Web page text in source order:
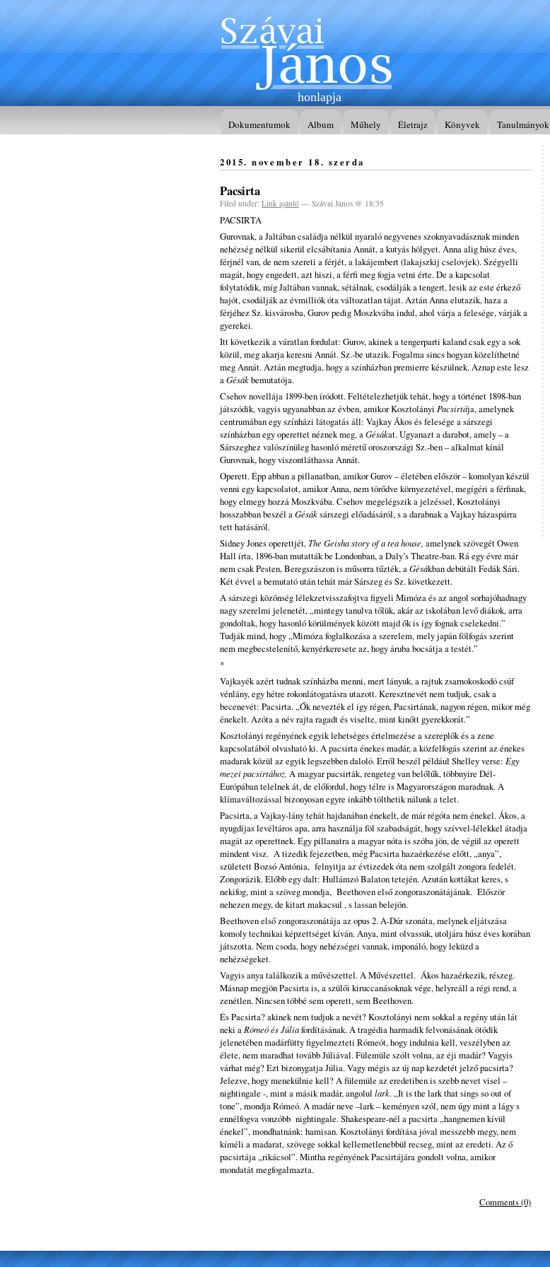
honlapja
Dokumentumok Album Műhely Életrajz Könyvek Tanulmányok
2015. november 18. szerda
Pacsirta
Filed under: Link ajánló — Szávai János @ 18:35
PACSIRTA
Gurovnak, a Jaltában családja nélkül nyaraló negyvenes szoknyavadásznak minden
nehézség nélkül sikerül elcsábítania Annát, a kutyás hölgyet. Anna alig húsz éves,
férjnél van, de nem szereti a férjét, a lakájembert (lakajszkij cselovjek). Szégyelli
magát, hogy engedett, azt hiszi, a férfi meg fogja vetni érte. De a kapcsolat
folytatódik, míg Jaltában vannak, sétálnak, csodálják a tengert, lesik az este érkező
hajót, csodálják az évmilliók óta változatlan tájat. Aztán Anna elutazik, haza a
férjéhez Sz. kisvárosba, Gurov pedig Moszkvába indul, ahol várja a felesége, várják a
gyerekei.
Itt következik a váratlan fordulat: Gurov, akinek a tengerparti kaland csak egy a sok
közül, meg akarja keresni Annát. Sz.-be utazik. Fogalma sincs hogyan közelíthetné
meg Annát. Aztán megtudja, hogy a színházban premierre készülnek. Aznap este lesz
aGésákbemutatója.
Csehov novellája 1899-ben íródott. Feltételezhetjük tehát, hogy a történet 1898-ban
játszódik, vagyis ugyanabban az évben, amikor Kosztolányi Pacsirtája, amelynek
centrumában egy színházi látogatás áll: Vajkay Ákos és felesége a sárszegi
színházban egy operettet néznek meg, aGésákat. Ugyanazt a darabot, amely – a
Sárszeghez valószínüleg hasonló méretű oroszországi Sz.-ben – alkalmat kínál
Gurovnak, hogy viszontláthassa Annát.
Operett. Épp abban a pillanatban, amikor Gurov – életében először – komolyan készül
venni egy kapcsolatot, amikor Anna, nem törődve környezetével, megígéri a férfinak,
hogy elmegy hozzá Moszkvába. Csehov megelégszik a jelzéssel, Kosztolányi
hosszabban beszél aGésáksárszegi előadásáról, s a darabnak a Vajkay házaspárra
tett hatásáról.
Sidney Jones operettjét,The Geisha story of a tea house, amelynek szövegét Owen
Hall írta, 1896-ban mutatták be Londonban, a Daly’s Theatre-ban. Rá egy évre már
nem csak Pesten, Beregszászon is műsorra tűzték, aGésákban debütált Fedák Sári.
Két évvel a bemutató után tehát már Sárszeg és Sz. következett.
A sárszegi közönség lélekzetvisszafojtva figyeli Mimóza és az angol sorhajóhadnagy
nagy szerelmi jelenetét, „mintegy tanulva tőlük, akár az iskolában levő diákok, arra
gondoltak, hogy hasonló körülmények között majd ők is így fognak cselekedni.”
Tudják mind, hogy „Mimóza foglalkozása a szerelem, mely japán fölfogás szerint
nem megbecstelenítő, kenyérkeresete az, hogy áruba bocsátja a testét.”
*
Vajkayék azért tudnak színházba menni, mert lányuk, a rajtuk zsarnokoskodó csúf
vénlány, egy hétre rokonlátogatásra utazott. Keresztnevét nem tudjuk, csak a
becenevét: Pacsirta. „Ők nevezték el így régen, Pacsirtának, nagyon régen, mikor még
énekelt. Azóta a név rajta ragadt és viselte, mint kinőtt gyerekkorát.”
Kosztolányi regényének egyik lehetséges értelmezése a szereplők és a zene
kapcsolatából olvasható ki. A pacsirta énekes madár, a közfelfogás szerint az énekes
madarak közül az egyik legszebben daloló. Erről beszél például Shelley verse: Egy
mezei pacsirtához. A magyar pacsirták, rengeteg van belőlűk, többnyire Dél-
Európában telelnek át, de előfordul, hogy télre is Magyarországon maradnak. A
klímaváltozással bizonyosan egyre inkább tölthetik nálunk a telet.
Pacsirta, a Vajkay-lány tehát hajdanában énekelt, de már régóta nem énekel. Ákos, a
nyugdíjas levéltáros apa, arra használja föl szabadságát, hogy szívvel-lélekkel átadja
magát az operettnek. Egy pillanatra a magyar nóta is szóba jön, de végül az operett
mindent visz. A tizedik fejezetben, még Pacsirta hazaérkezése előtt, „anya”,
született Bozsó Antónia, felnyitja az évtizedek óta nem szolgált zongora fedelét.
Zongorázik. Előbb egy dalt: Hullámzó Balaton tetején. Azután kottákat keres, s
nekifog, mint a szöveg mondja, Beethoven első zongoraszonátájának. Először
nehezen megy, de kitart makacsul , s lassan belejön.
Beethoven első zongoraszonátája az opus 2. A-Dúr szonáta, melynek eljátszása
komoly technikai képzettséget kíván. Anya, mint olvassuk, utoljára húsz éves korában
játszotta. Nem csoda, hogy nehézségei vannak, imponáló, hogy leküzd a
nehézségeket.
Vagyis anya találkozik a művészettel. A Művészettel. Ákos hazaérkezik, részeg.
Másnap megjön Pacsirta is, a szülői kiruccanásoknak vége, helyreáll a régi rend, a
zenétlen. Nincsen többé sem operett, sem Beethoven.
És Pacsirta? akinek nem tudjuk a nevét? Kosztolányi nem sokkal a regény után lát
neki a Rómeó ésJúliafordításának. A tragédia harmadik felvonásának ötödik
jelenetében madárfütty figyelmezteti Rómeót, hogy indulnia kell, veszélyben az
élete, nem maradhat tovább Júliával. Fülemüle szólt volna, az éji madár? Vagyis
várhat még? Ezt bizonygatja Júlia. Vagy mégis az új nap kezdetét jelző pacsirta?
Jelezve, hogy menekülnie kell? A fülemüle az eredetiben is szebb nevet visel –
nightingale -, mint a másik madár, angolul lark. „It is the lark that sings so out of
tone”, mondja Rómeó. A madár neve –lark – keményen szól, nem úgy mint a lágy s
ennélfogva vonzóbb nightingale. Shakespeare-nél a pacsirta „hangnemen kívül
énekel”, mondhatnánk: hamisan. Kosztolányi fordítása jóval messzebb megy, nem
kíméli a madarat, szövege sokkal kellemetlenebbül recseg, mint az eredeti. Az ő
pacsirtája „rikácsol”. Mintha regényének Pacsirtájára gondolt volna, amikor
mondatát megfogalmazta.
Comments (0)